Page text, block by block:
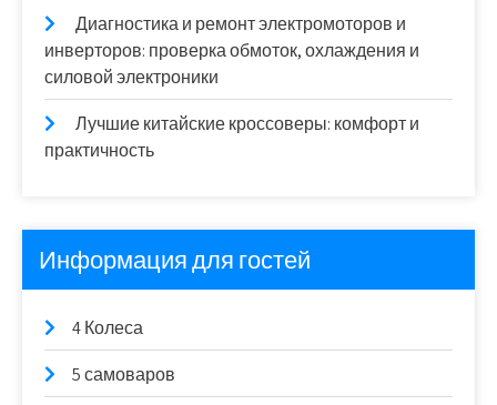
Диагностика и ремонт электромоторов и
инверторов: проверка обмоток, охлаждения и
силовой электроники
Лучшие китайские кроссоверы: комфорт и
практичность
Информация для гостей
4 Колеса
5 самоваров